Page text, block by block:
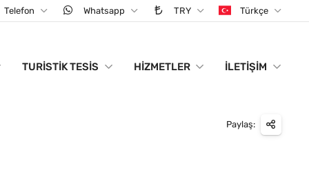
Telefon Whatsapp TRY Türkçe
TURISTIK TESIS HIZMETLER İLETIŞIM
Paylaş: